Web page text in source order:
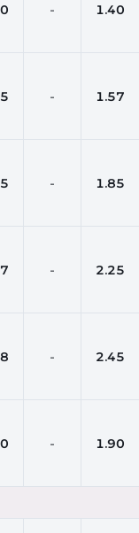
- 1.40
- 1.57
- 1.85
- 2.25
- 2.45
- 1.90